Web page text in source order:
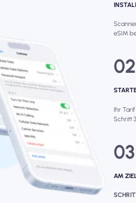
eSIM
02
Ihr
Schritt
03
AM